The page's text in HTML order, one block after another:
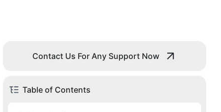
Contact Us For Any Support Now
Table of Contents